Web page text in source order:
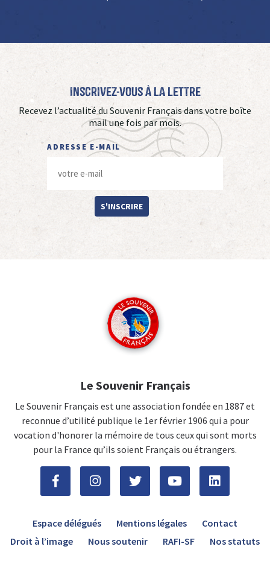
Inscrivez-vous à La Lettre
Recevez l’actualité du Souvenir Français dans votre boîte
mail une fois par mois.
ADRESSE E-MAIL
S'INSCRIRE
Le Souvenir Français
Le Souvenir Français est une association fondée en 1887 et
reconnue d’utilité publique le 1er février 1906 qui a pour
vocation d'honorer la mémoire de tous ceux qui sont morts
pour la France qu’ils soient Français ou étrangers.
Espace délégués Mentions légales
Contact
Droit à l’image
Nous soutenir RAFI-SF Nos statuts